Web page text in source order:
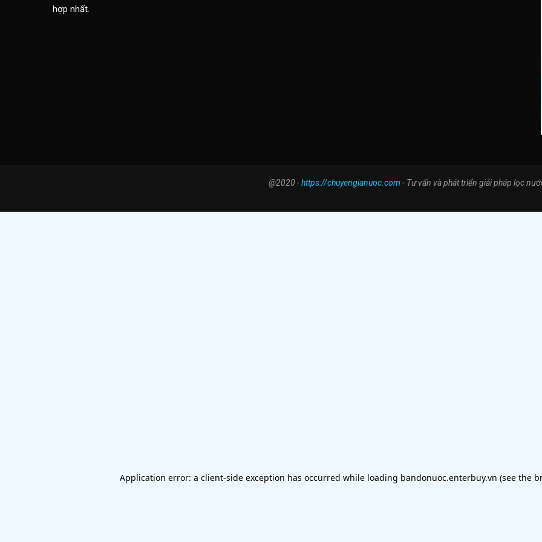
hợp nhất.
@2020 -https://chuyengianuoc.com - Tư vấn và phát triển giải pháp lọc